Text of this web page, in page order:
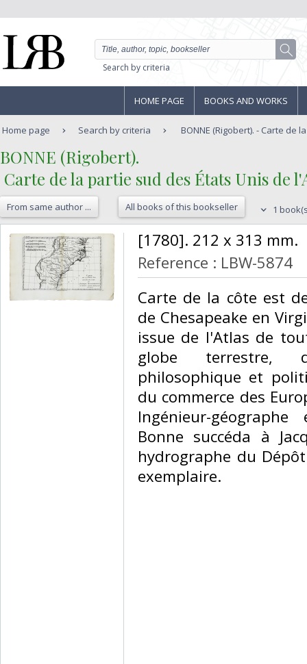
Search by criteria
HOME PAGE BOOKS AND WORKS
Home page Search by criteria BONNE (Rigobert). - Carte de
‎BONNE (Rigobert).‎
Carte de la partie sud des États Unis de
From same author ... All books of this bookseller 1
‎[1780]. 212 x 313 mm.‎
Reference : LBW-5874
‎Carte de la côte est
de Chesapeake en
issue de l'Atlas de
globe terrestre,
philosophique et
du commerce des
Ingénieur-
Bonne succéda à
hydrographe du
exemplaire.‎